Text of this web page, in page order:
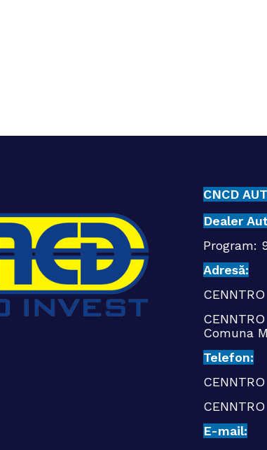
CNCD
Dealer
Program:
Adresă:
Comuna
Telefon:
E-mail: